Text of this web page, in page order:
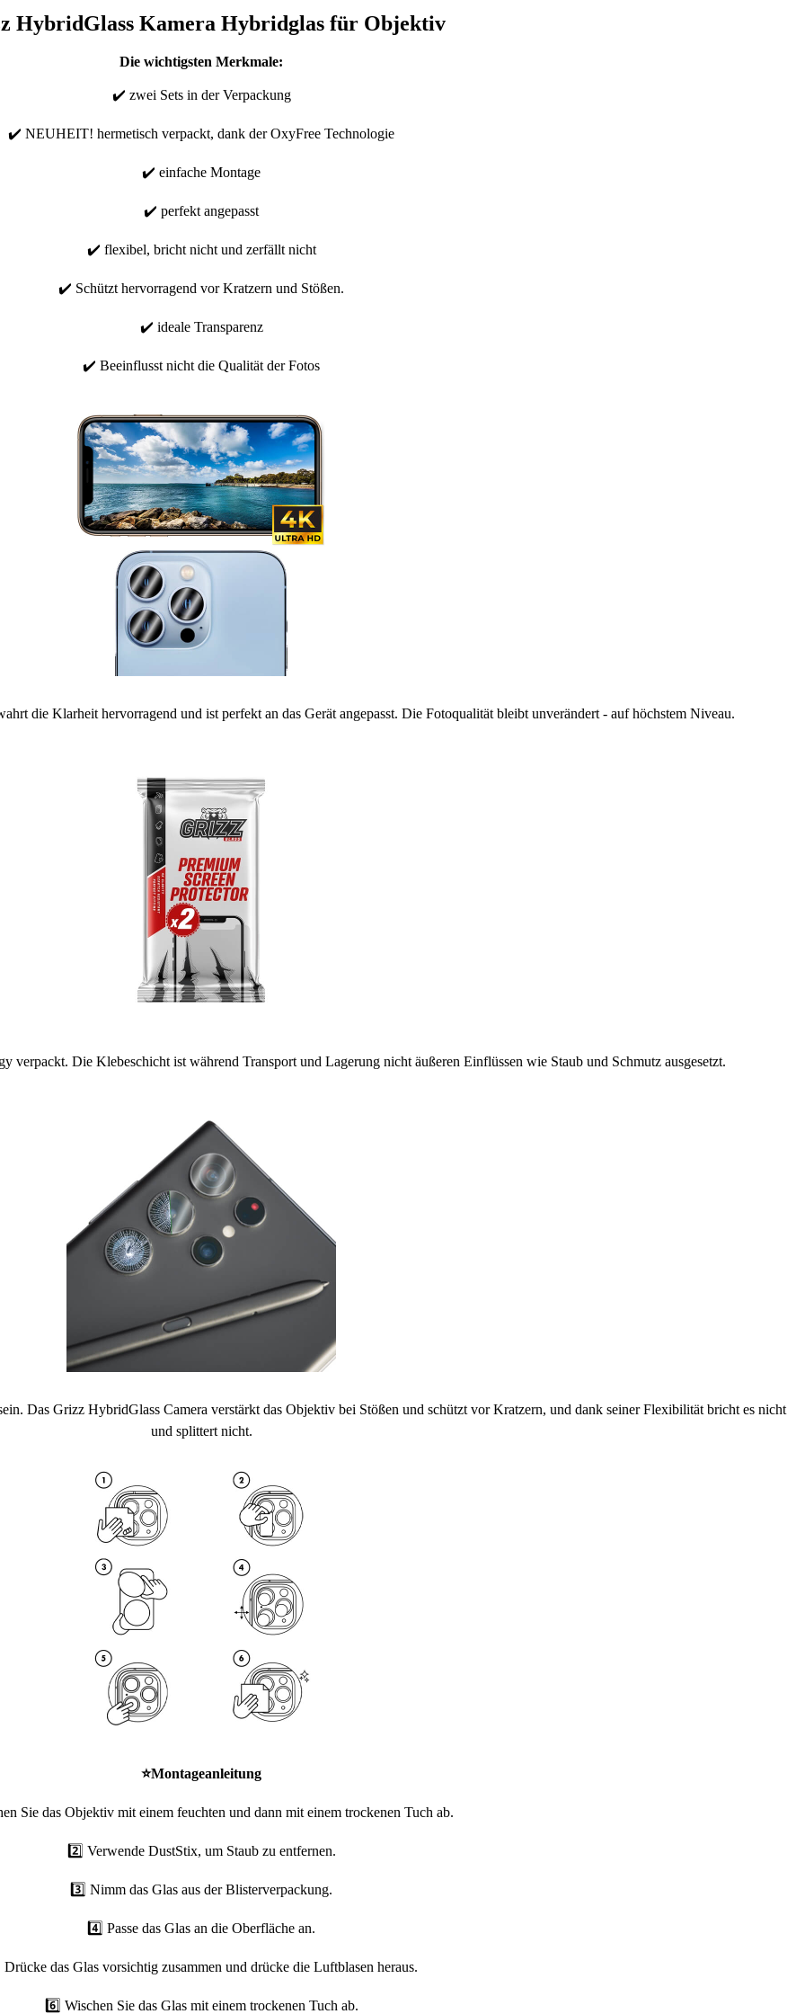
HybridGlass Kamera Hybridglas für Objektiv
Die wichtigsten Merkmale:
✔️ zwei Sets in der Verpackung
✔️ NEUHEIT! hermetisch verpackt, dank der OxyFree Technologie
✔️ einfache Montage
✔️ perfekt angepasst
✔️ flexibel, bricht nicht und zerfällt nicht
✔️ Schützt hervorragend vor Kratzern und Stößen.
✔️ ideale Transparenz
✔️ Beeinflusst nicht die Qualität der Fotos
die Klarheit hervorragend und ist perfekt an das Gerät angepasst. Die Fotoqualität bleibt unverändert - auf höchstem Niveau.
verpackt. Die Klebeschicht ist während Transport und Lagerung nicht äußeren Einflüssen wie Staub und Schmutz ausgesetzt.
Das Grizz HybridGlass Camera verstärkt das Objektiv bei Stößen und schützt vor Kratzern, und dank seiner Flexibilität bricht es nicht
und splittert nicht.
⭐Montageanleitung
Sie das Objektiv mit einem feuchten und dann mit einem trockenen Tuch ab.
2️⃣ Verwende DustStix, um Staub zu entfernen.
3️⃣ Nimm das Glas aus der Blisterverpackung.
4️⃣ Passe das Glas an die Oberfläche an.
das Glas vorsichtig zusammen und drücke die Luftblasen heraus.
6️⃣ Wischen Sie das Glas mit einem trockenen Tuch ab.